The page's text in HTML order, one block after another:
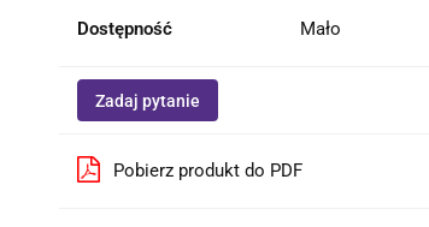
Dostępność Mało
Zadaj pytanie
Pobierz produkt do PDF